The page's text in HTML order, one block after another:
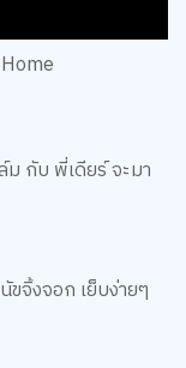
กับ พี่เดียร์ จะมา
จิ้งจอก เย็บง่ายๆ